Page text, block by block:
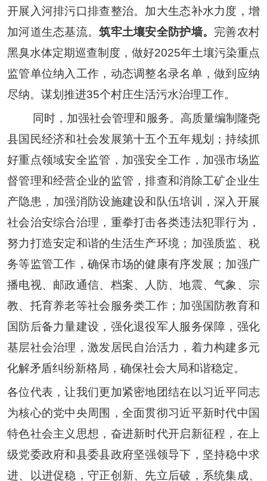
开展入河排污口排查整治。加大生态补水力度，增
加河道生态基流。筑牢土壤安全防护墙。 完善农村
黑臭水体定期巡查制度，做好2025年土壤污染重点
监管单位纳入工作，动态调整名录名单，做到应纳
尽纳。 谋划推进35个村庄生活污水治理工作。
同时，加强社会管理和服务。 高质量编制隆尧
县国民经济和社会发展第十五个五年规划；持续抓
好重点领域安全监管，加强安全工作 ， 加强市场监
督管理和经营企业的监管，排查和消除工矿企业生
产隐患，加强消防设施建设和队伍培训，深入开展
社会治安综合治理，重拳打击各类违法犯罪行为，
努力打造安定和谐的生活生产环境；加强质监、税
务等监管工作，确保市场的健康有序发展；加强广
播电视、邮政通信、档案、人防、地震、气象、宗
教、托育养老等社会服务类工作 ； 加强国防教育和
国防后备力量建设，强化退役军人服务保障，强化
基层社会治理，激发居民自治活力，着力构建多元
化解矛盾纠纷新格局，确保社会大局和谐稳定。
各位代表，让我们更加紧密地团结在以习近平同志
为核心的党中央周围，全面贯彻习近平新时代中国
特色社会主义思想，奋进新时代开启新征程，在上
级党委政府和县委县政府坚强领导下，坚持稳中求
进、以进促稳，守正创新、先立后破，系统集成、